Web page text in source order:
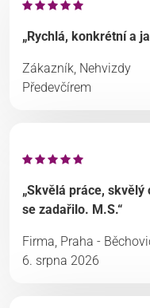
„Rychlá, konkrétní a
Zákazník, Nehvizdy
Předevčírem
„Skvělá práce,
se zadařilo. M.S.“
Firma, Praha -
6. srpna 2026